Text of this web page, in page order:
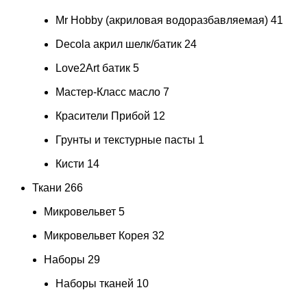
Mr Hobby (акриловая водоразбавляемая) 41
Decola акрил шелк/батик 24
Love2Art батик 5
Мастер-Класс масло 7
Красители Прибой 12
Грунты и текстурные пасты 1
Кисти 14
Ткани 266
Микровельвет 5
Микровельвет Корея 32
Наборы 29
Наборы тканей 10